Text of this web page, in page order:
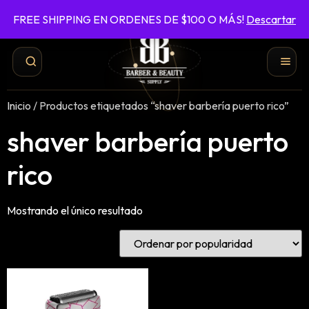
FREE SHIPPING EN ORDENES DE $100 O MÁS! Descartar
787-422-6161ENVÍO GRATIS EN ÓRDENES DE $100 O MÁS
Shampoo y Conditioner
Hair Spray
Inicio / Productos etiquetados “shaver barbería puerto rico”
shaver barbería puerto
rico
Mostrando el único resultado